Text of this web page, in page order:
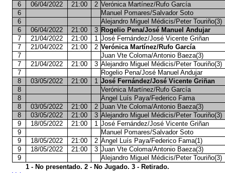
6
06/04/2022 21:00 2 Verónica Martínez/Rufo García
6
Manuel Pomares/Salvador Soto
6
Alejandro Miguel Médicis/Peter Touriño(3)
6
06/04/2022 21:00 3 Rogelio Pena/José Manuel Andujar
7
21/04/2022 21:00 1 José Fernández/José Vicente Griñan
7
21/04/2022 21:00 2 Verónica Martínez/Rufo García
7
Juan Vte Coloma/Antonio Baeza(3)
7
21/04/2022 21:00 3 Alejandro Miguel Médicis/Peter Touriño(3)
7
Rogelio Pena/José Manuel Andujar
8
03/05/2022 21:00 1 José Fernández/José Vicente Griñan
8
Verónica Martínez/Rufo García
8
Ángel Luís Paya/Federico Fama
8
03/05/2022 21:00 2 Juan Vte Coloma/Antonio Baeza(3)
8
03/05/2022 21:00 3 Alejandro Miguel Médicis/Peter Touriño(3)
9
18/05/2022 21:00 1 José Fernández/José Vicente Griñan
9
Manuel Pomares/Salvador Soto
9
18/05/2022 21:00 2 Ángel Luís Paya/Federico Fama(1)
9
18/05/2022 21:00 3 Juan Vte Coloma/Antonio Baeza(3)
9
Alejandro Miguel Médicis/Peter Touriño(3)
1 - No presentado. 2 - No Jugado. 3 - Retirado.